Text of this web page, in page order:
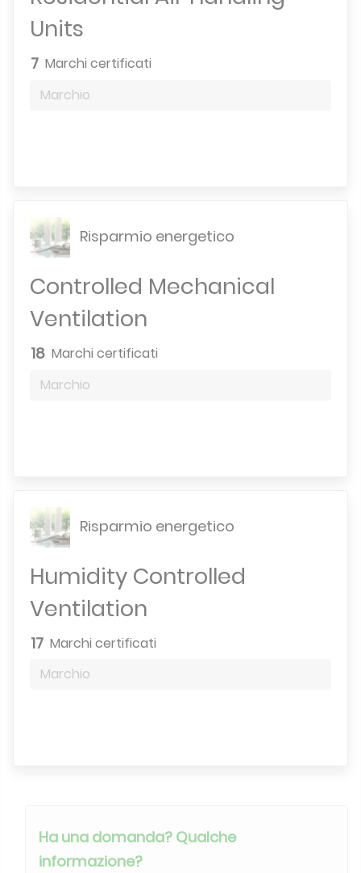
Units
7 Marchi certificati
Marchio
Risparmio energetico
Controlled Mechanical
Ventilation
18 Marchi certificati
Marchio
Risparmio energetico
Humidity Controlled
Ventilation
17 Marchi certificati
Marchio
Ha una domanda? Qualche
informazione?